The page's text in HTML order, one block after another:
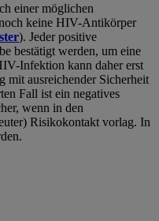
einer möglichen
keine HIV-Antikörper
). Jeder positive
bestätigt werden, um eine
Infektion kann daher erst
mit ausreichender Sicherheit
Fall ist ein negatives
wenn in den
Risikokontakt vorlag. In